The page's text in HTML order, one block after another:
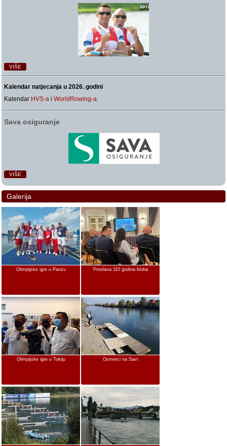
VIŠE
Kalendar natjecanja u 2026. godini
Kalendar HVS-a iWorldRowing-a.
Sava osiguranje
VIŠE
Galerija
Olimpijske igre u Parizu Proslava 110 godina kluba
Olimpijske igre u Tokiju Osmerci na Savi